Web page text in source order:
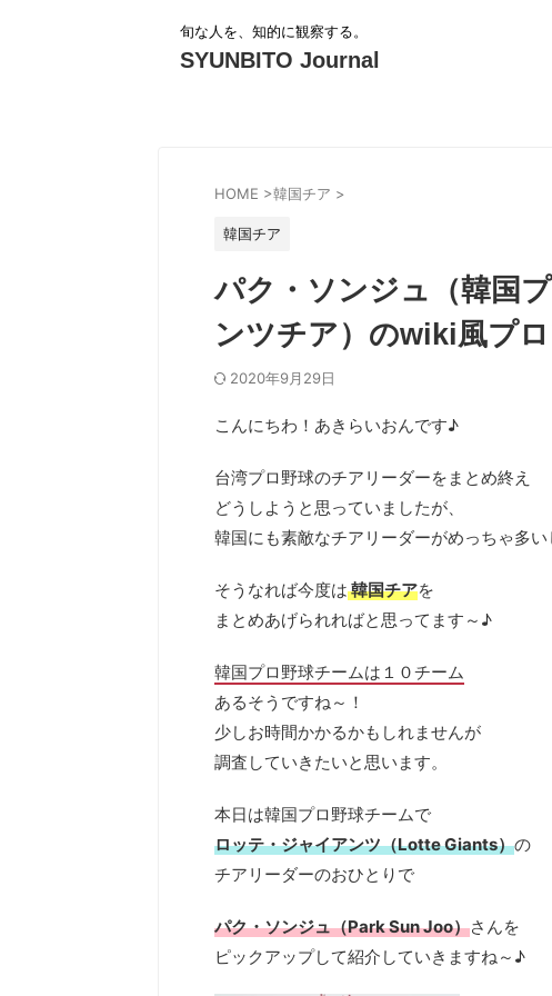
旬な人を、知的に観察する。
SYUNBITO Journal
HOME >韓国チア >
韓国チア
パク・ソンジュ（韓国
ンツチア）のwiki風プロ
2020年9月29日
こんにちわ！あきらいおんです♪
台湾プロ野球のチアリーダーをまとめ終え
どうしようと思っていましたが、
韓国にも素敵なチアリーダーがめっちゃ多い
そうなれば今度は韓国チアを
まとめあげられればと思ってます～♪
韓国プロ野球チームは１０チーム
あるそうですね～！
少しお時間かかるかもしれませんが
調査していきたいと思います。
本日は韓国プロ野球チームで
ロッテ・ジャイアンツ（Lotte Giants）の
チアリーダーのおひとりで
パク・ソンジュ（Park Sun Joo）さんを
ピックアップして紹介していきますね～♪